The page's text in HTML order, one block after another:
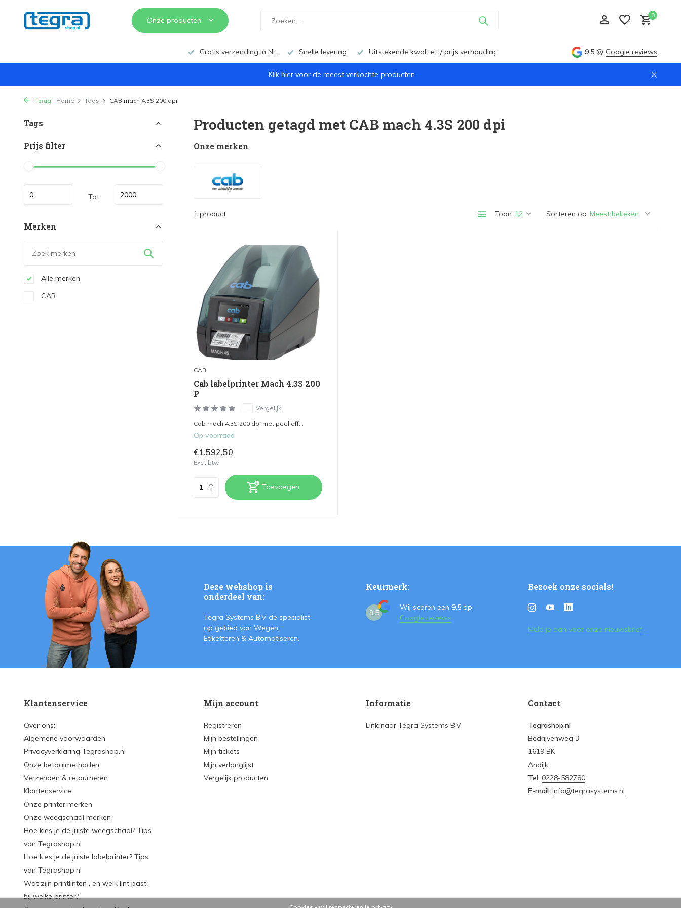
Onze producten
0
Gratis verzending in NL Snelle levering Uitstekende kwaliteit / prijs verhouding 9.5 @ Google reviews
Klik hier voor de meest verkochte producten
Terug Home Tags CAB mach 4.3S 200 dpi
Tags
Prijs filter
Tot
Merken
Alle merken
CAB
Producten getagd met CAB mach 4.3S 200 dpi
Onze merken
1 product Toon: Sorteren op:
CAB
Cab labelprinter Mach 4.3S 200
P
Vergelijk
Cab mach 4.3S 200 dpi met peel off...
Op voorraad
€1.592,50
Excl. btw
Toevoegen
Deze webshop is
onderdeel van:
Tegra Systems B.V de specialist
op gebied van Wegen,
Etiketteren & Automatiseren.
Keurmerk:
9.5
Wij scoren een 9.5 op
Google reviews
Bezoek onze socials!
Meld je aan voor onze nieuwsbrief
Klantenservice
Over ons:
Algemene voorwaarden
Privacyverklaring Tegrashop.nl
Onze betaalmethoden
Verzenden & retourneren
Klantenservice
Onze printer merken
Onze weegschaal merken
Hoe kies je de juiste weegschaal? Tips
van Tegrashop.nl
Hoe kies je de juiste labelprinter? Tips
van Tegrashop.nl
Wat zijn printlinten , en welk lint past
bij welke printer?
Mijn account
Registreren
Mijn bestellingen
Mijn tickets
Mijn verlanglijst
Vergelijk producten
Informatie
Link naar Tegra Systems B.V
Contact
Tegrashop.nl
Bedrijvenweg 3
1619 BK
Andijk
Tel: 0228-582780
E-mail: info@tegrasystems.nl